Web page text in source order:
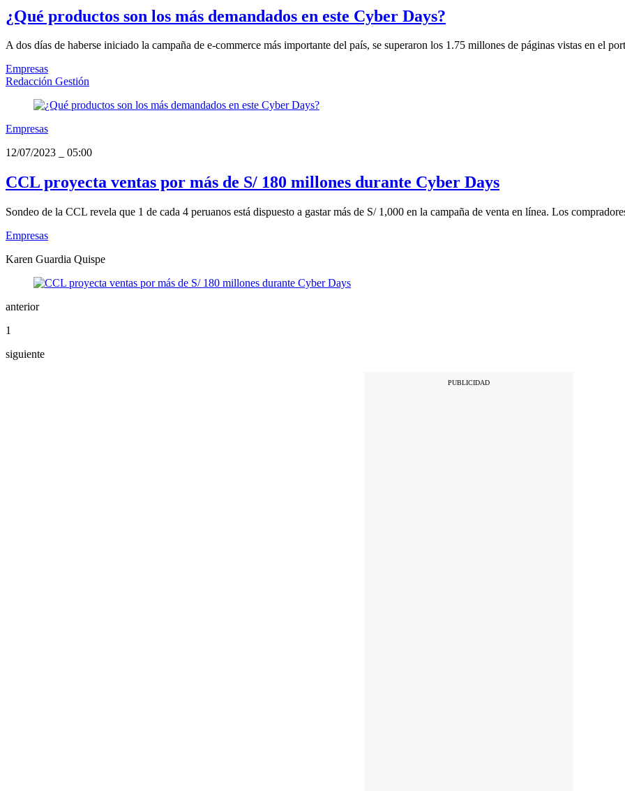
¿Qué productos son los más demandados en este Cyber Days?
A dos días de haberse iniciado la campaña de e-commerce más importante del país, se superaron los 1.75 millones de páginas vistas en el
Empresas
Redacción Gestión
Empresas
12/07/2023
05:00
CCL proyecta ventas por más de S/ 180 millones durante Cyber Days
Sondeo de la CCL revela que 1 de cada 4 peruanos está dispuesto a gastar más de S/ 1,000 en la campaña de venta en línea. Los
Empresas
Karen Guardia Quispe
anterior
1
siguiente